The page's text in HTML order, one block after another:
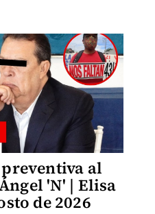
al
'N' | Elisa
de 2026